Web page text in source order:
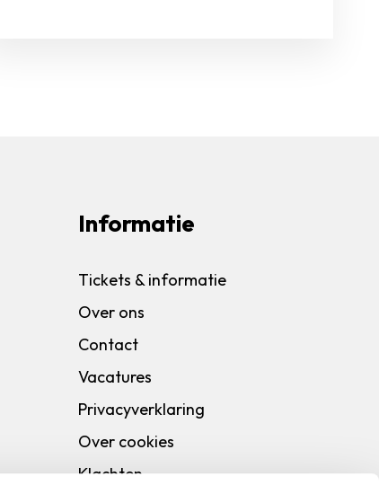
Informatie
Tickets & informatie
Over ons
Contact
Vacatures
Privacyverklaring
Over cookies
Klachten